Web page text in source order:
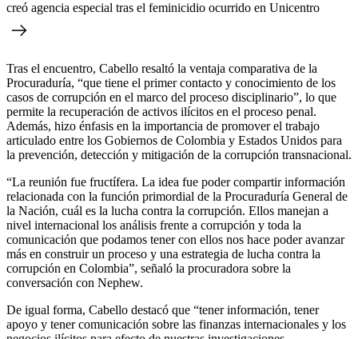
creó agencia especial tras el feminicidio ocurrido en Unicentro
Tras el encuentro, Cabello resaltó la ventaja comparativa de la
Procuraduría, “que tiene el primer contacto y conocimiento de los
casos de corrupción en el marco del proceso disciplinario”, lo que
permite la recuperación de activos ilícitos en el proceso penal.
Además, hizo énfasis en la importancia de promover el trabajo
articulado entre los Gobiernos de Colombia y Estados Unidos para
la prevención, detección y mitigación de la corrupción transnacional.
“La reunión fue fructífera. La idea fue poder compartir información
relacionada con la función primordial de la Procuraduría General de
la Nación, cuál es la lucha contra la corrupción. Ellos manejan a
nivel internacional los análisis frente a corrupción y toda la
comunicación que podamos tener con ellos nos hace poder avanzar
más en construir un proceso y una estrategia de lucha contra la
corrupción en Colombia”, señaló la procuradora sobre la
conversación con Nephew.
De igual forma, Cabello destacó que “tener información, tener
apoyo y tener comunicación sobre las finanzas internacionales y los